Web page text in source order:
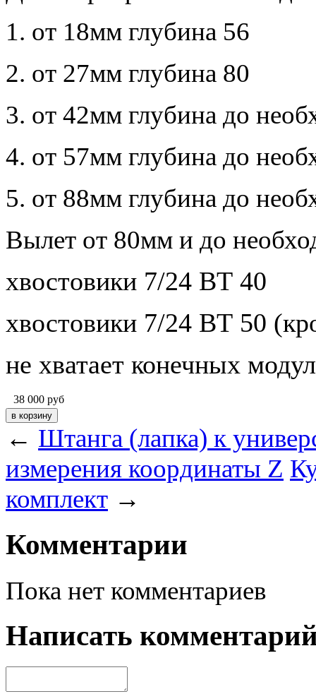
1. от 18мм глубина 56
2. от 27мм глубина 80
3. от 42мм глубина до
4. от 57мм глубина до
5. от 88мм глубина до
Вылет от 80мм и до
хвостовики 7/24 ВТ 40
хвостовики 7/24 ВТ 50
не хватает конечных
38 000 руб
← Штанга (лапка) к
измерения координаты Z
комплект →
Комментарии
Пока нет комментариев
Написать